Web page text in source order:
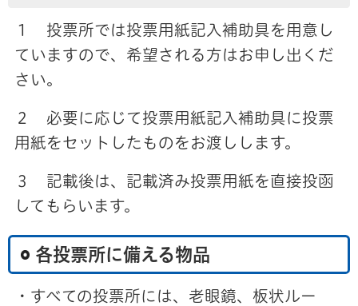
１ 投票所では投票用紙記入補助具を用意し
ていますので、希望される方はお申し出くだ
さい。
２ 必要に応じて投票用紙記入補助具に投票
用紙をセットしたものをお渡しします。
３ 記載後は、記載済み投票用紙を直接投函
してもらいます。
各投票所に備える物品
・すべての投票所には、老眼鏡、板状ルー